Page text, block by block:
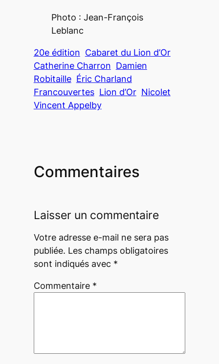
Photo : Jean-François
Leblanc
20e édition Cabaret du Lion d’Or
Catherine Charron Damien
Robitaille Éric Charland
Francouvertes Lion d’Or Nicolet
Vincent Appelby
Commentaires
Laisser un commentaire
Votre adresse e-mail ne sera pas
publiée. Les champs obligatoires
sont indiqués avec *
Commentaire *